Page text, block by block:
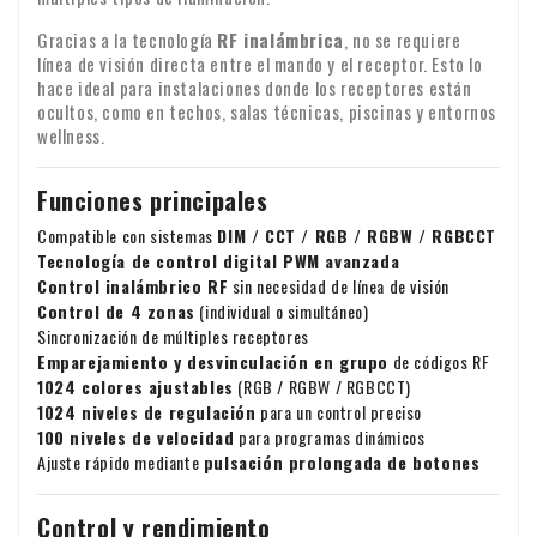
Garantía: todos nuestros productos tienen una garantía de
dos años
Identidad empresarial
después de recibirlo. ¿Falta algún artículo o han llegado
productos dañados? Envíenos inmediatamente un correo
electrónico con su número de pedido y, si es posible, fotos
de los daños.
Transferencia del IVA para clientes
empresariales
¿Realiza un pedido desde Europa con fines comerciales? En
ese caso, es posible transferir el IVA. En ese caso, no le
cobraremos el IVA en la factura. Su número de IVA se
comprobará automáticamente. ¿Su número de IVA no
funciona? Póngase en contacto con nosotros.
Si tiene alguna pregunta sobre el envío u otros asuntos, no
dude en ponerse en contacto con nosotros por correo
electrónico:info@xpropool.com
Gracias a la tecnología RF inalámbrica, no se requiere
línea de visión directa entre el mando y el receptor. Esto lo
hace ideal para instalaciones donde los receptores están
ocultos, como en techos, salas técnicas, piscinas y entornos
wellness.
Funciones principales
Compatible con sistemas DIM / CCT / RGB / RGBW / RGBCCT
Tecnología de control digital PWM avanzada
Control inalámbrico RF sin necesidad de línea de visión
Control de 4 zonas (individual o simultáneo)
Sincronización de múltiples receptores
Emparejamiento y desvinculación en grupo de códigos RF
1024 colores ajustables (RGB / RGBW / RGBCCT)
1024 niveles de regulación para un control preciso
100 niveles de velocidad para programas dinámicos
Ajuste rápido mediante pulsación prolongada de botones
Control y rendimiento